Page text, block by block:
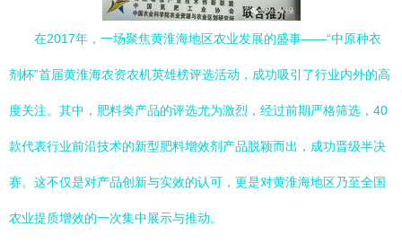
在2017年，一场聚焦黄淮海地区农业发展的盛事——“中原种衣
剂杯”首届黄淮海农资农机英雄榜评选活动，成功吸引了行业内外的高
度关注。其中，肥料类产品的评选尤为激烈，经过前期严格筛选，40
款代表行业前沿技术的新型肥料增效剂产品脱颖而出，成功晋级半决
赛。这不仅是对产品创新与实效的认可，更是对黄淮海地区乃至全国
农业提质增效的一次集中展示与推动。